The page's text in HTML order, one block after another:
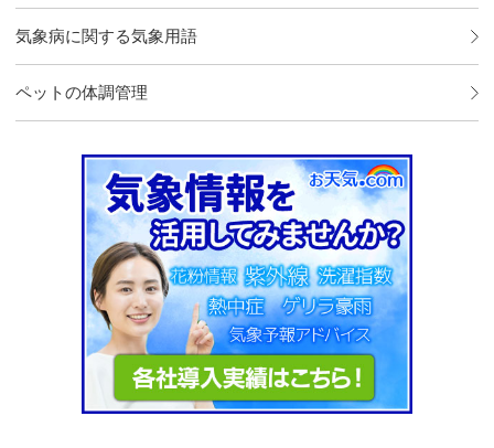
気象病に関する気象用語
ペットの体調管理